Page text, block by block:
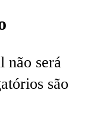
não será
são